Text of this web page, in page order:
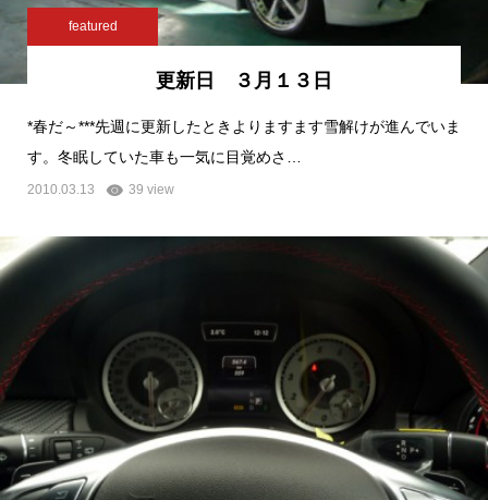
featured
更新日 ３月１３日
*春だ～***先週に更新したときよりますます雪解けが進んでいま
す。冬眠していた車も一気に目覚めさ…
2010.03.13 39 view